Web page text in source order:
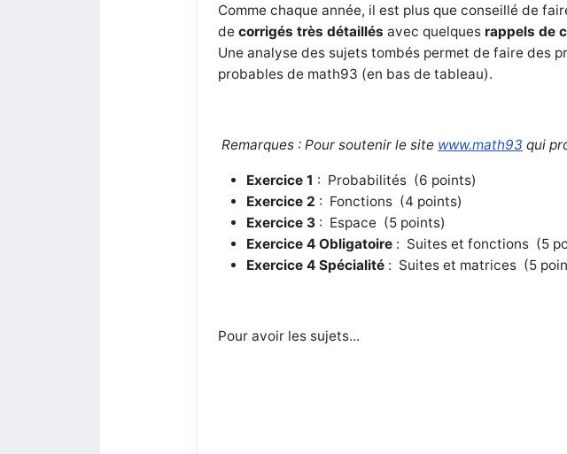
Comme chaque année, il est plus que conseillé de
decorrigés très détaillés avec quelques rappels de
Une analyse des sujets tombés permet de faire des
probables de math93 (en bas de tableau).
Remarques :Pour soutenir le site www.math93 qui
Exercice 1 : Probabilités (6 points)
Exercice 2 : Fonctions (4 points)
Exercice 3 : Espace (5 points)
Exercice 4 Obligatoire : Suites et fonctions (5
Exercice 4 Spécialité : Suites et matrices (5
Pour avoir les sujets...